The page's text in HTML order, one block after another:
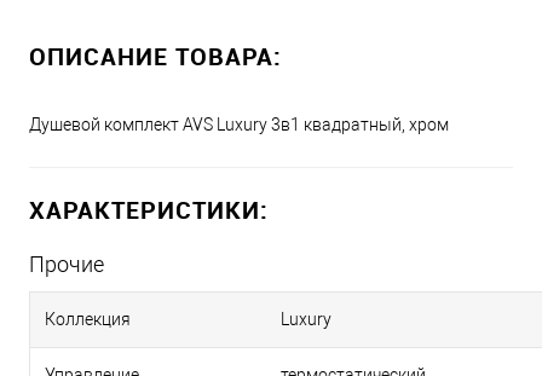
ОПИСАНИЕ ТОВАРА:
Душевой комплект AVS Luxury 3в1 квадратный, хром
ХАРАКТЕРИСТИКИ:
Прочие
Коллекция Luxury